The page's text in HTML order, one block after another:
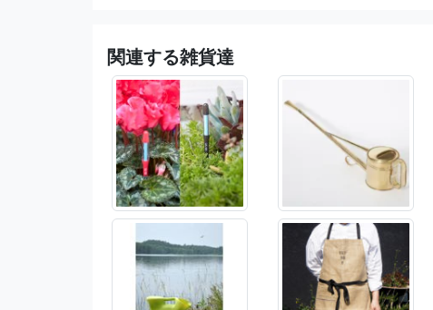
関連する雑貨達